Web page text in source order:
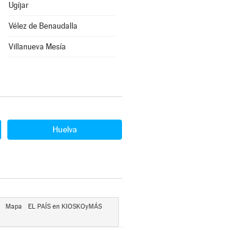
Ugíjar
Vélez de Benaudalla
Villanueva Mesía
Huelva
Mapa
EL PAÍS en KIOSKOyMÁS